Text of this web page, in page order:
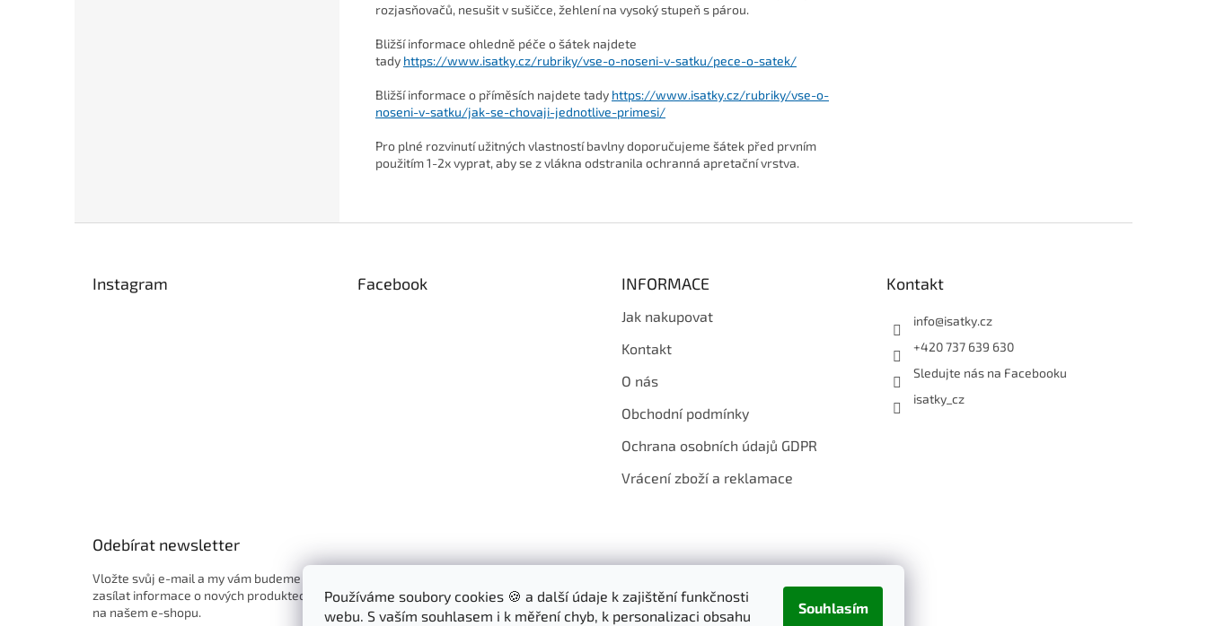
Používáme soubory cookies 🍪 a další údaje k zajištění funkčnosti
webu. S vaším souhlasem i k měření chyb, k personalizaci obsahu
Souhlasím
rozjasňovačů, nesušit v sušičce, žehlení na vysoký stupeň s párou.
Bližší informace ohledně péče o šátek najdete
tady https://www.isatky.cz/rubriky/vse-o-noseni-v-satku/pece-o-satek/
Bližší informace o příměsích najdete tady https://www.isatky.cz/rubriky/vse-o-
noseni-v-satku/jak-se-chovaji-jednotlive-primesi/
Pro plné rozvinutí užitných vlastností bavlny doporučujeme šátek před prvním
použitím 1-2x vyprat, aby se z vlákna odstranila ochranná apretační vrstva.
Instagram Facebook INFORMACE
Jak nakupovat
Kontakt
O nás
Obchodní podmínky
Ochrana osobních údajů GDPR
Vrácení zboží a reklamace
Kontakt
info@isatky.cz
+420 737 639 630
Sledujte nás na Facebooku
isatky_cz
Odebírat newsletter
Vložte svůj e-mail a my vám budeme
zasílat informace o nových produktech
na našem e-shopu.